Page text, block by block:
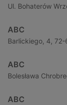
Ul. Bohaterów
ABC
Barlickiego, 4,
ABC
Bolesława
ABC